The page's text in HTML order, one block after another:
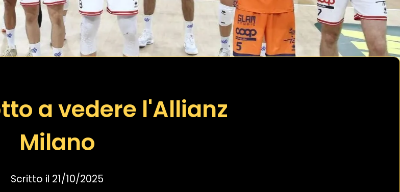
a vedere l'Allianz
Milano
Scritto il 21/10/2025